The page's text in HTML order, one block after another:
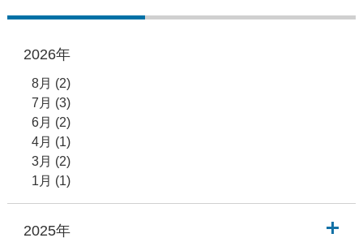
2026年
8月 (2)
7月 (3)
6月 (2)
4月 (1)
3月 (2)
1月 (1)
2025年